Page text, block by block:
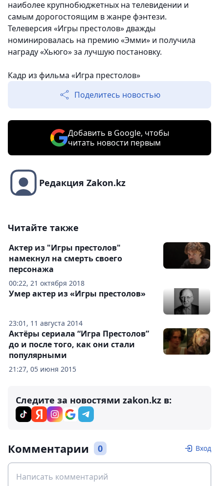
наиболее крупнобюджетных на телевидении и
самым дорогостоящим в жанре фэнтези.
Телеверсия «Игры престолов» дважды
номинировалась на премию «Эмми» и получила
награду «Хьюго» за лучшую постановку.
Кадр из фильма «Игра престолов»
Поделитесь новостью
Добавить в Google, чтобы
читать новости первым
Редакция Zakon.kz
Читайте также
00:22, 21 октября 2018
Актер из "Игры престолов"
намекнул на смерть своего
персонажа
23:01, 11 августа 2014
Умер актер из «Игры престолов»
21:27, 05 июня 2015
Актёры сериала “Игра Престолов”
до и после того, как они стали
популярными
Следите за новостями zakon.kz в:
Комментарии 0 Вход